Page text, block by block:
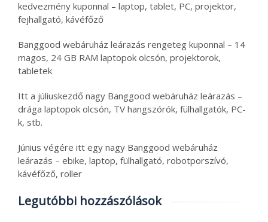
kedvezmény kuponnal – laptop, tablet, PC, projektor,
fejhallgató, kávéfőző
Banggood webáruház leárazás rengeteg kuponnal – 14
magos, 24 GB RAM laptopok olcsón, projektorok,
tabletek
Itt a júliuskezdő nagy Banggood webáruház leárazás –
drága laptopok olcsón, TV hangszórók, fülhallgatók, PC-
k, stb.
Június végére itt egy nagy Banggood webáruház
leárazás – ebike, laptop, fülhallgató, robotporszívó,
kávéfőző, roller
Legutóbbi hozzászólások